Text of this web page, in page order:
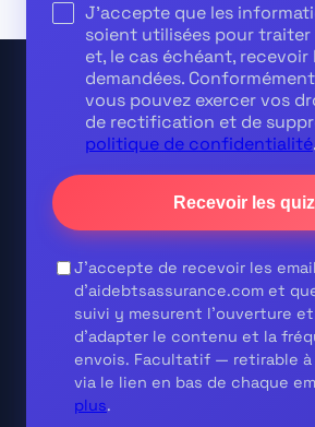
J'accepte que les
soient utilisées pour traiter
et, le cas échéant, recevoir
demandées. Conformément
vous pouvez exercer vos
de rectification et de
politique de confidentialité.
Recevoir les quiz
J'accepte de recevoir les
d'aidebtsassurance.com et
suivi y mesurent l'ouverture
d'adapter le contenu et la
envois. Facultatif — retirable
via le lien en bas de chaque
plus.